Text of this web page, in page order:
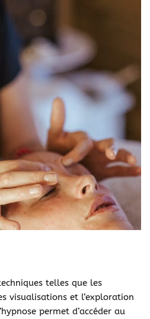
telles que les
visualisations et l’exploration
permet d’accéder au